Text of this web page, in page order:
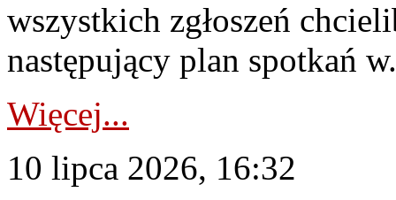
wszystkich zgłoszeń
następujący plan spotkań
Więcej...
10 lipca 2026, 16:32